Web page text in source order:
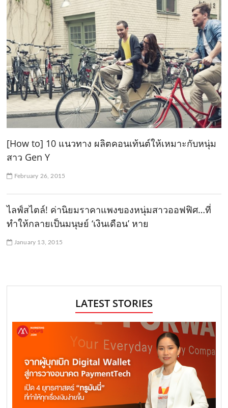
[How to] 10 แนวทาง ผลิตคอนเท้นต์ให้เหมาะกับหนุ่ม
สาว Gen Y
February 26, 2015
ไลฟ์สไตล์! ค่านิยมราคาแพงของหนุ่มสาวออฟฟิศ…ที่
ทำให้กลายเป็นมนุษย์ ‘เงินเดือน’ หาย
January 13, 2015
LATEST STORIES